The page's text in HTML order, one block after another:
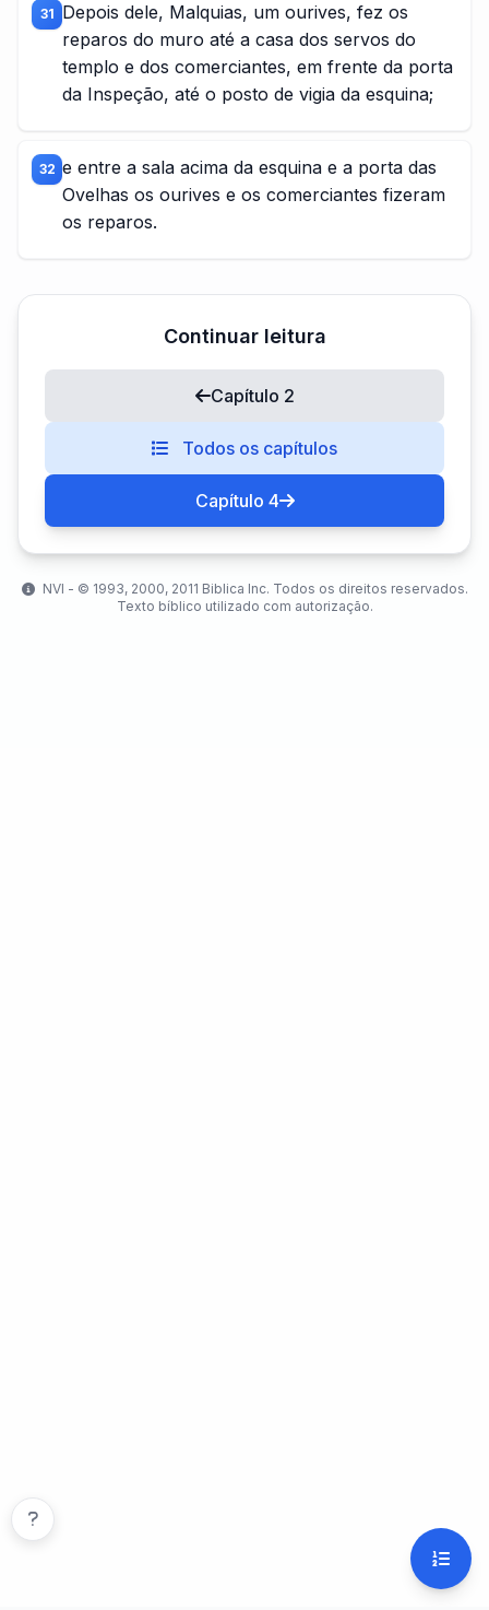
31 Depois dele, Malquias, um ourives, fez os
reparos do muro até a casa dos servos do
templo e dos comerciantes, em frente da porta
da Inspeção, até o posto de vigia da esquina;
32 e entre a sala acima da esquina e a porta das
Ovelhas os ourives e os comerciantes fizeram
os reparos.
Continuar leitura
Capítulo 2
Todos os capítulos
Capítulo 4
NVI - ©️ 1993, 2000, 2011 Biblica Inc. Todos os direitos reservados.
Texto bíblico utilizado com autorização.